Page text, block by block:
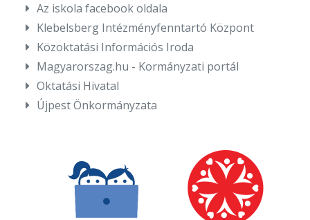
Az iskola facebook oldala
Klebelsberg Intézményfenntartó Központ
Közoktatási Információs Iroda
Magyarorszag.hu - Kormányzati portál
Oktatási Hivatal
Újpest Önkormányzata